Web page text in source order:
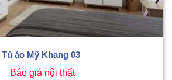
Tủ áo Mỹ Khang 03
Báo giá nội thất